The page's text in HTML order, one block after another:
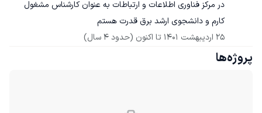
در مرکز فناوری اطلاعات و ارتباطات به عنوان کارشناس مشغول
کارم و دانشجوی ارشد برق قدرت هستم
25 اردیبهشت 1401
تا اکنون (حدود 4 سال)
پروژه‌ها